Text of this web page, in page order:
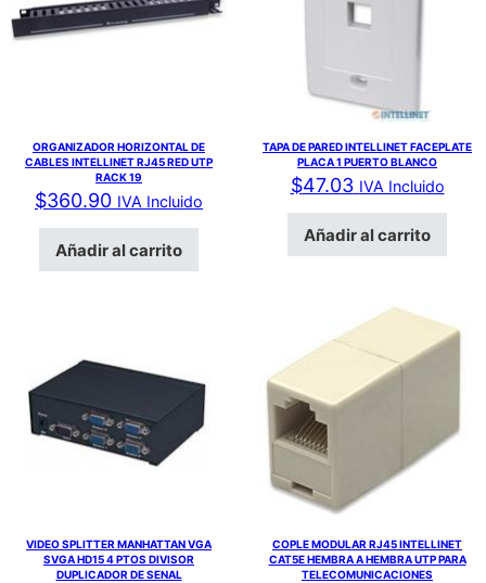
ORGANIZADOR HORIZONTAL DE
CABLES INTELLINET RJ45 RED UTP
RACK 19
$360.90 IVA Incluido
Añadir al carrito
TAPA DE PARED INTELLINET FACEPLATE
PLACA 1 PUERTO BLANCO
$47.03 IVA Incluido
Añadir al carrito
VIDEO SPLITTER MANHATTAN VGA
SVGA HD15 4 PTOS DIVISOR
DUPLICADOR DE SENAL
COPLE MODULAR RJ45 INTELLINET
CAT5E HEMBRA A HEMBRA UTP PARA
TELECOMUNICACIONES